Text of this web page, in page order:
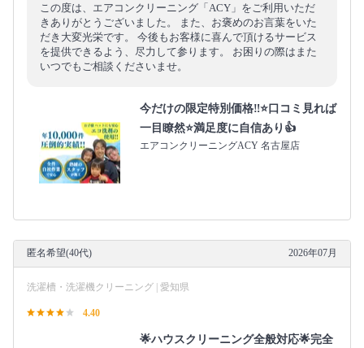
この度は、エアコンクリーニング「ACY」をご利用いただ
きありがとうございました。 また、お褒めのお言葉をいた
だき大変光栄です。 今後もお客様に喜んで頂けるサービス
を提供できるよう、尽力して参ります。 お困りの際はまた
いつでもご相談くださいませ。
今だけの限定特別価格‼️⭐口コミ見れば
一目瞭然⭐満足度に自信あり👍
エアコンクリーニングACY 名古屋店
匿名希望(40代) 2026年07月
洗濯槽・洗濯機クリーニング | 愛知県
4.40
🌟ハウスクリーニング全般対応🌟完全